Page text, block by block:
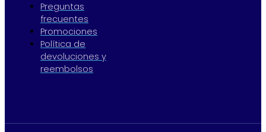
Preguntas
frecuentes
Promociones
Política de
devoluciones y
reembolsos